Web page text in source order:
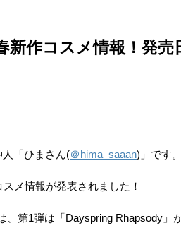
新作コスメ情報！発売
「ひまさん(＠hima_saaan)」です。
メ情報が発表されました！
第1弾は「Dayspring Rhapsody」